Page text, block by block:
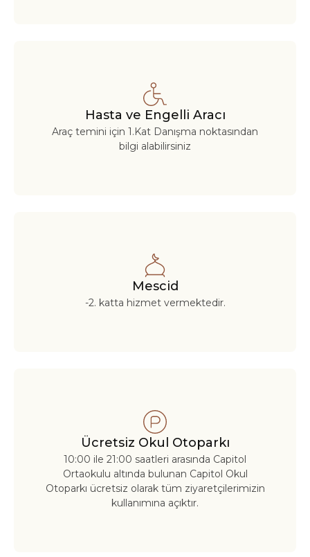
Hasta ve Engelli Aracı
Araç temini için 1.Kat Danışma noktasından
bilgi alabilirsiniz
Mescid
-2. katta hizmet vermektedir.
Ücretsiz Okul Otoparkı
10:00 ile 21:00 saatleri arasında Capitol
Ortaokulu altında bulunan Capitol Okul
Otoparkı ücretsiz olarak tüm ziyaretçilerimizin
kullanımına açıktır.